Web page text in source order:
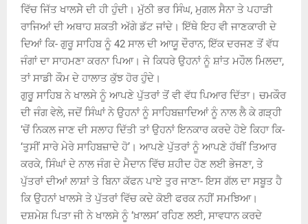
ਵਿੱਚ ਜਿੱਤ ਖਾਲਸੇੇ ਦੀ ਹੀ ਹੁੰਦੀ। ਮੁੱਠੀ ਭਰ ਸਿੰਘ, ਮੁਗਲ ਸੈਨਾ ਤੇ ਪਹਾੜੀ
ਰਾਜਿਆਂ ਦੀ ਅਥਾਹ ਸ਼ਕਤੀ ਅੱਗੇ ਡੱਟ ਜਾਂਦੇ। ਇੱਥੇ ਇਹ ਵੀ ਜਾਣਕਾਰੀ ਦੇ
ਦਿਆਂ ਕਿ- ਗੁਰੂ ਸਾਹਿਬ ਨੂੰ 42 ਸਾਲ ਦੀ ਆਯੂ ਦੌਰਾਨ, ਇੱਕ ਦਰਜਣ ਤੋਂ ਵੱਧ
ਜੰਗਾਂ ਦਾ ਸਾਹਮਣਾ ਕਰਨਾ ਪਿਆ। ਜੇ ਕਿਧਰੇ ਉਹਨਾਂ ਨੂੰ ਸ਼ਾਂਤ ਮਹੌਲ ਮਿਲਦਾ,
ਤਾਂ ਸਾਡੀ ਕੌਮ ਦੇ ਹਾਲਾਤ ਕੁੱਝ ਹੋਰ ਹੁੰਦੇ।
ਗੁਰੂੁ ਸਾਹਿਬ ਨੇ ਖਾਲਸੇ ਨੂੰ ਆਪਣੇ ਪੁੱਤਰਾਂ ਤੋਂ ਵੀ ਵੱਧ ਪਿਆਰ ਦਿੱਤਾ। ਚਮਕੌਰ
ਦੀ ਜੰਗ ਵੇਲੇ, ਜਦੋਂ ਸਿੰਘਾਂ ਨੇ ਉਹਨਾਂ ਨੂੰ ਸਾਹਿਬਜ਼ਾਦਿਆਂ ਨੂੰ ਨਾਲ ਲੈ ਕੇ ਗੜ੍ਹੀ
‘ਚੋਂ ਨਿਕਲ ਜਾਣ ਦੀ ਸਲਾਹ ਦਿੱਤੀ ਤਾਂ ਉਹਨਾਂ ਇਨਕਾਰ ਕਰਦੇ ਹੋਏ ਕਿਹਾ ਕਿ-
‘ਤੁਸੀਂ ਸਾਰੇ ਮੇਰੇ ਸਾਹਿਬਜ਼ਾਦੇ ਹੋ’। ਆਪਣੇ ਪੁੱਤਰਾਂ ਨੂੰ ਆਪਣੇ ਹੱਥੀਂ ਤਿਆਰ
ਕਰਕੇ, ਸਿੰਘਾਂ ਦੇ ਨਾਲ ਜੰਗ ਦੇ ਮੈਦਾਨ ਵਿੱਚ ਸ਼ਹੀਦ ਹੋਣ ਲਈ ਭੇਜਣਾ, ਤੇ
ਪੁੱਤਰਾਂ ਦੀਆਂ ਲਾਸ਼ਾਂ ਤੇ ਬਿਨਾ ਕੱਫਨ ਪਾਏ ਤੁਰ ਜਾਣਾ- ਇਸ ਗੱਲ ਦਾ ਸਬੂਤ ਹੈ
ਕਿ ਉਹਨਾਂ ਖਾਲਸੇ ਤੇ ਪੁੱਤਰਾਂ ਵਿੱਚ ਕਦੇ ਕੋਈ ਫਰਕ ਨਹੀਂ ਸਮਝਿਆ।
ਦਸ਼ਮੇਸ਼ ਪਿਤਾ ਜੀ ਨੇ ਖਾਲਸੇ ਨੂੰ ‘ਖ਼ਾਲਸ’ ਰਹਿਣ ਲਈ, ਸਾਵਧਾਨ ਕਰਦੇ